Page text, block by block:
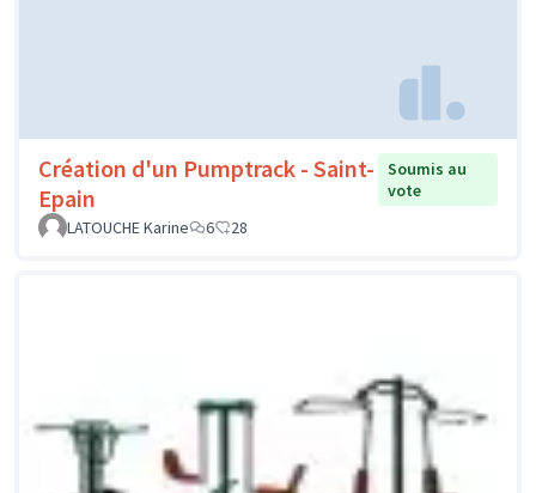
Création d'un Pumptrack - Saint-
Epain
Soumis au
vote
LATOUCHE Karine
6 28